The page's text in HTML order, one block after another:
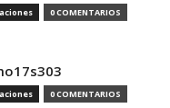
0 COMENTARIOS
0 COMENTARIOS